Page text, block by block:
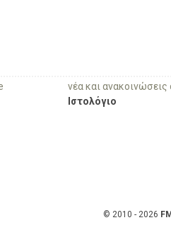
νέα και ανακοινώσεις
Ιστολόγιο
© 2010 - 2026